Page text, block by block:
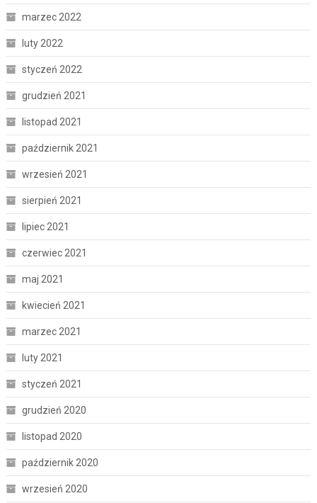
marzec 2022
luty 2022
styczeń 2022
grudzień 2021
listopad 2021
październik 2021
wrzesień 2021
sierpień 2021
lipiec 2021
czerwiec 2021
maj 2021
kwiecień 2021
marzec 2021
luty 2021
styczeń 2021
grudzień 2020
listopad 2020
październik 2020
wrzesień 2020